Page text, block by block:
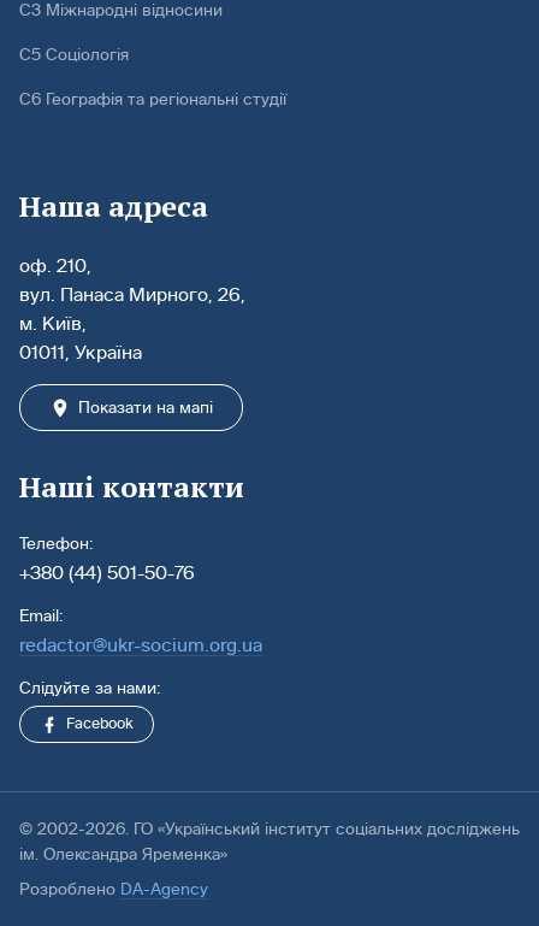
С3 Міжнародні відносини
С5 Соціологія
С6 Географія та регіональні студії
Наша адреса
оф. 210,
вул. Панаса Мирного, 26,
м. Київ,
01011, Україна
Показати на мапі
Наші контакти
Телефон:
+380 (44) 501-50-76
Email:
redactor@ukr-socium.org.ua
Слідуйте за нами:
Facebook
© 2002-2026. ГО «Український інститут соціальних досліджень
ім. Олександра Яременка»
Розроблено DA-Agency